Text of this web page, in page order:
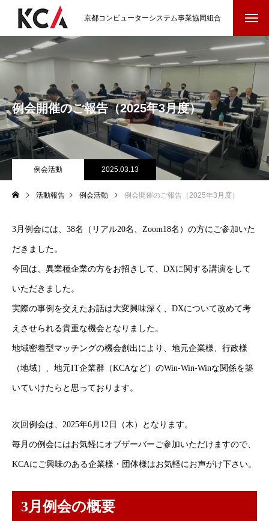
京都コンピューターシステム事業協同組合
例会開催のご報告（2025年3月度）
例会活動 2025.03.13
活動報告 例会活動 例会開催のご報告（2025年3月度）
3月例会には、38名（リアル20名、Zoom18名）の方にご参加いた
だきました。
今回は、異業種企業の方をお招きして、DXに関する講演をして
いただきました。
実際の事例を交えたお話は大変興味深く、DXについて改めて考
えさせられる貴重な機会となりました。
地域密着型マッチングの機会創出により、地元企業様、行政様
（地域）、地元IT企業群（KCAなど）のWin-Win-Winな関係を築
いていけたらと思っております。
次回例会は、2025年6月12日（木）となります。
毎月の例会にはお気軽にオブザーバーご参加いただけますので、
KCAにご興味のある企業様・団体様はお気軽にお声がけ下さい。
3月例会の概要